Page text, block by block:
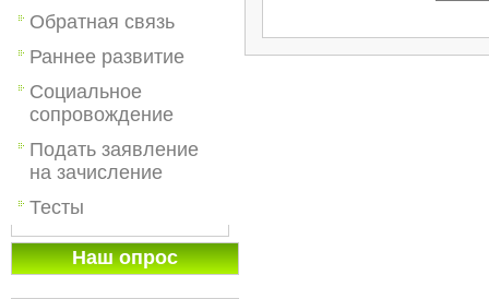
Обратная связь
Раннее развитие
Социальное
сопровождение
Подать заявление
на зачисление
Тесты
Наш опрос